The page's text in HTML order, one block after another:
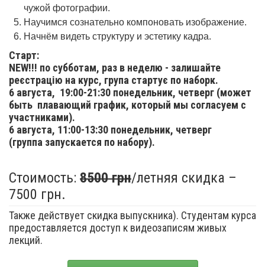
чужой фотографии.
Научимся сознательно компоновать изображение.
Начнём видеть структуру и эстетику кадра.
Старт:
NEW!!! по субботам, раз в неделю - залишайте
реєстрацію на курс, група стартує по наборк.
6 августа, 19:00-21:30 понедельник, четверг (может
быть плавающий график, который мы согласуем с
участниками).
6 августа, 11:00-13:30 понедельник, четверг
(группа запускается по набору).
Стоимость: 8500 грн/летняя скидка –
7500 грн.
Также действует скидка выпускника). Студентам курса
предоставляется доступ к видеозаписям живых
лекций.